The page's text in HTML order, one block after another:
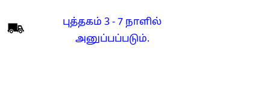
புத்தகம் 3 - 7 நாளில்
அனுப்பப்படும்.